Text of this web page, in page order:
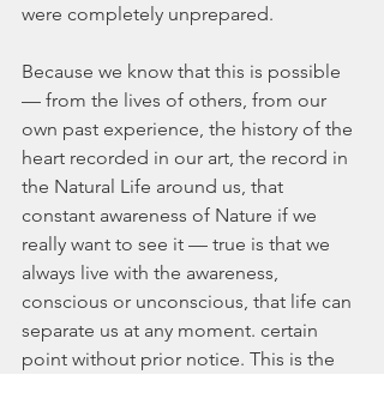
were completely unprepared.
Because we know that this is possible
— from the lives of others, from our
own past experience, the history of the
heart recorded in our art, the record in
the Natural Life around us, that
constant awareness of Nature if we
really want to see it — true is that we
always live with the awareness,
conscious or unconscious, that life can
separate us at any moment. certain
point without prior notice. This is the